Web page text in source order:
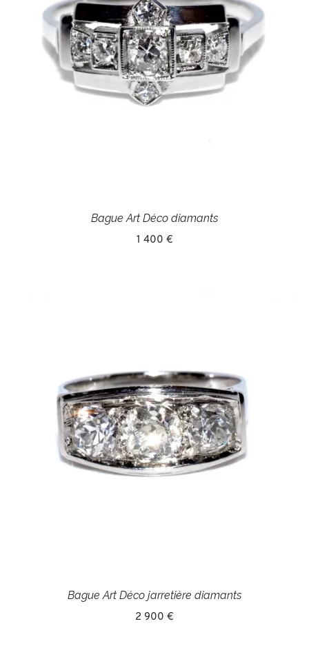
Bague Art Déco diamants
1 400 €
Bague Art Déco jarretière diamants
2 900 €